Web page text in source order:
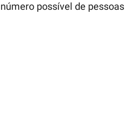
possível de pessoas